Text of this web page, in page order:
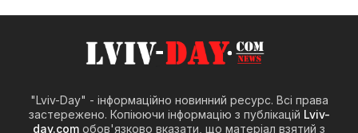
"Lviv-Day" - інформаційно новинний ресурс. Всі права
застережено. Копіюючи інформацію з публікацій Lviv-
day.com обов'язково вказати, що матеріал взятий з